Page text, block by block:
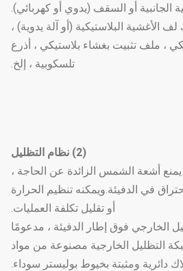
الجانبية أو السقف (يدوي أو كهربائي).
الأغشية البلاستيكية (أو آلة يدوية) ،
، ملف تثبيت بغشاء بلاستيكي ، أذرع
تلسكوبية ، إلخ.
(2) نظام التظليل
أشعة الشمس الزائدة عن الحاجة ،
في الدفيئة.ويمكنه تنظيم الحرارة
أو تقليل تكلفة العمليات.
الخارجي فوق إطار الدفيئة ، مدعومًا
التظليل الخارجية مصنوعة من مواد
دائرية ومثبتة بخيوط بوليستر سوداء.